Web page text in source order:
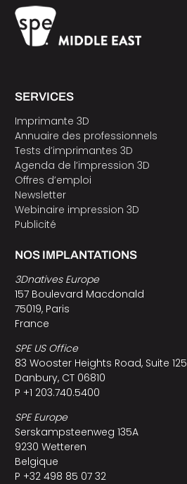
SERVICES
Imprimante 3D
Annuaire des professionnels
Tests d’imprimantes 3D
Agenda de l’impression 3D
Offres d’emploi
Newsletter
Webinaire impression 3D
Publicité
NOS IMPLANTATIONS
3Dnatives Europe
157 Boulevard Macdonald
75019, Paris
France
SPE US Office
83 Wooster Heights Road, Suite 125
Danbury, CT 06810
P +1 203.740.5400
SPE Europe
Serskampsteenweg 135A
9230 Wetteren
Belgique
P +32 498 85 07 32